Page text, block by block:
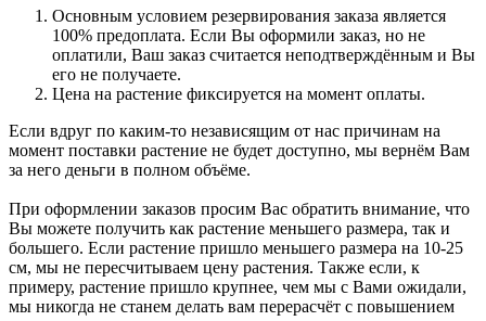
Основным условием резервирования заказа является
100% предоплата. Если Вы оформили заказ, но не
оплатили, Ваш заказ считается неподтверждённым и Вы
его не получаете.
Цена на растение фиксируется на момент оплаты.
Если вдруг по каким-то независящим от нас причинам на
момент поставки растение не будет доступно, мы вернём Вам
за него деньги в полном объёме.
При оформлении заказов просим Вас обратить внимание, что
Вы можете получить как растение меньшего размера, так и
большего. Если растение пришло меньшего размера на 10-25
см, мы не пересчитываем цену растения. Также если, к
примеру, растение пришло крупнее, чем мы с Вами ожидали,
мы никогда не станем делать вам перерасчёт с повышением